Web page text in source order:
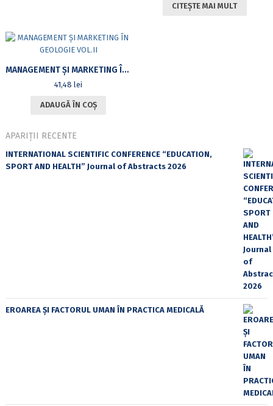
CITEȘTE MAI MULT
MANAGEMENT ȘI MARKETING ÎN GEOLOGIE VOL.II
41,48lei
ADAUGĂ ÎN COȘ
APARIȚII RECENTE
INTERNATIONAL SCIENTIFIC CONFERENCE “EDUCATION,
SPORT AND HEALTH” Journal of Abstracts 2026
EROAREA ȘI FACTORUL UMAN ÎN PRACTICA MEDICALĂ